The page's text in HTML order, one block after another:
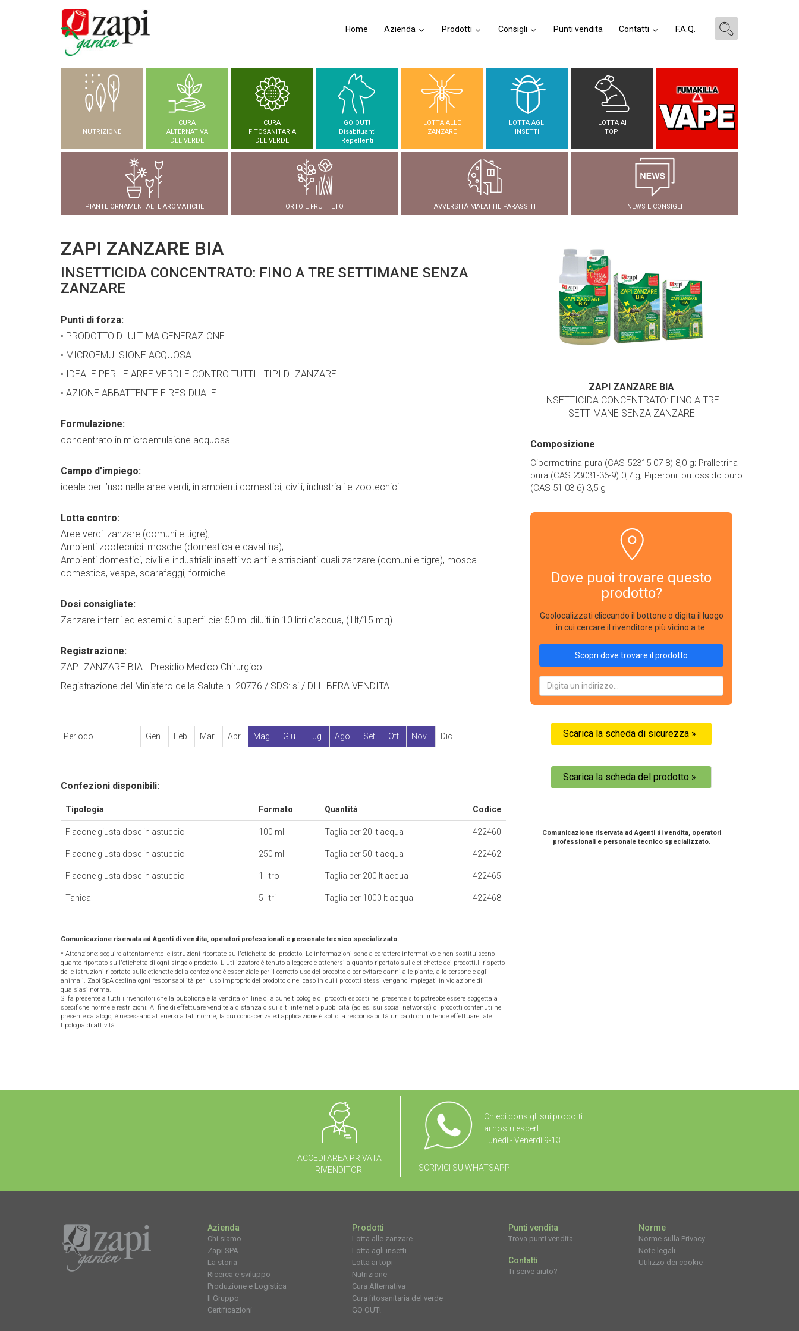
Home Azienda Prodotti Consigli Punti vendita Contatti F.A.Q.
NUTRIZIONE
CURA
ALTERNATIVA
DEL VERDE
CURA
FITOSANITARIA
DEL VERDE
GO OUT!
Disabituanti
Repellenti
LOTTA ALLE
ZANZARE
LOTTA AGLI
INSETTI
LOTTA AI
TOPI
PIANTE ORNAMENTALI E AROMATICHE ORTO E FRUTTETO AVVERSITÀ MALATTIE PARASSITI NEWS E CONSIGLI
ZAPI ZANZARE BIA
INSETTICIDA CONCENTRATO: FINO A TRE SETTIMANE SENZA
ZANZARE
Punti di forza:
• PRODOTTO DI ULTIMA GENERAZIONE
• MICROEMULSIONE ACQUOSA
• IDEALE PER LE AREE VERDI E CONTRO TUTTI I TIPI DI ZANZARE
• AZIONE ABBATTENTE E RESIDUALE
Formulazione:
concentrato in microemulsione acquosa.
Campo d’impiego:
ideale per l’uso nelle aree verdi, in ambienti domestici, civili, industriali e zootecnici.
Lotta contro:
Aree verdi: zanzare (comuni e tigre);
Ambienti zootecnici: mosche (domestica e cavallina);
Ambienti domestici, civili e industriali: insetti volanti e striscianti quali zanzare (comuni e tigre), mosca
domestica, vespe, scarafaggi, formiche
Dosi consigliate:
Zanzare interni ed esterni di superfi cie: 50 ml diluiti in 10 litri d’acqua, (1lt/15 mq).
Registrazione:
ZAPI ZANZARE BIA - Presidio Medico Chirurgico
Registrazione del Ministero della Salute n. 20776 / SDS: si / DI LIBERA VENDITA
Periodo Gen Feb Mar Apr Mag Giu Lug Ago Set Ott Nov Dic
Confezioni disponibili:
Tipologia Formato Quantità Codice
Flacone giusta dose in astuccio 100 ml Taglia per 20 lt acqua 422460
Flacone giusta dose in astuccio 250 ml Taglia per 50 lt acqua 422462
Flacone giusta dose in astuccio 1 litro Taglia per 200 lt acqua 422465
Tanica 5 litri Taglia per 1000 lt acqua 422468
Comunicazione riservata ad Agenti di vendita, operatori professionali e personale tecnico specializzato.
* Attenzione: seguire attentamente le istruzioni riportate sull'etichetta del prodotto. Le informazioni sono a carattere informativo e non sostituiscono
quanto riportato sull'etichetta di ogni singolo prodotto. L'utilizzatore è tenuto a leggere e attenersi a quanto riportato sulle etichette dei prodotti.Il rispetto
delle istruzioni riportate sulle etichette della confezione è essenziale per il corretto uso del prodotto e per evitare danni alle piante, alle persone e agli
animali. Zapi SpA declina ogni responsabilità per l'uso improprio del prodotto o nel caso in cui i prodotti stessi vengano impiegati in violazione di
qualsiasi norma.
Si fa presente a tutti i rivenditori che la pubblicità e la vendita on line di alcune tipologie di prodotti esposti nel presente sito potrebbe essere soggetta a
specifiche norme e restrizioni. Al fine di effettuare vendite a distanza o sui siti internet o pubblicità (ad es. sui social networks) di prodotti contenuti nel
presente catalogo, è necessario attenersi a tali norme, la cui conoscenza ed applicazione è sotto la responsabilità unica di chi intende effettuare tale
tipologia di attività.
ZAPI ZANZARE BIA
INSETTICIDA CONCENTRATO: FINO A TRE
SETTIMANE SENZA ZANZARE
Composizione
Cipermetrina pura (CAS 52315-07-8) 8,0 g; Pralletrina
pura (CAS 23031-36-9) 0,7 g; Piperonil butossido puro
(CAS 51-03-6) 3,5 g
Dove puoi trovare questo
prodotto?
Geolocalizzati cliccando il bottone o digita il luogo
in cui cercare il rivenditore più vicino a te.
Scopri dove trovare il prodotto
Scarica la scheda di sicurezza »
Scarica la scheda del prodotto »
Comunicazione riservata ad Agenti di vendita, operatori
professionali e personale tecnico specializzato.
ACCEDI AREA PRIVATA
RIVENDITORI
Chiedi consigli sui prodotti
ai nostri esperti
Lunedì - Venerdì 9-13
SCRIVICI SU WHATSAPP
Azienda
Chi siamo
Zapi SPA
La storia
Ricerca e sviluppo
Produzione e Logistica
Il Gruppo
Certificazioni
Prodotti
Lotta alle zanzare
Lotta agli insetti
Lotta ai topi
Nutrizione
Cura Alternativa
Cura fitosanitaria del verde
GO OUT!
Punti vendita
Trova punti vendita
Contatti
Ti serve aiuto?
Norme
Norme sulla Privacy
Note legali
Utilizzo dei cookie